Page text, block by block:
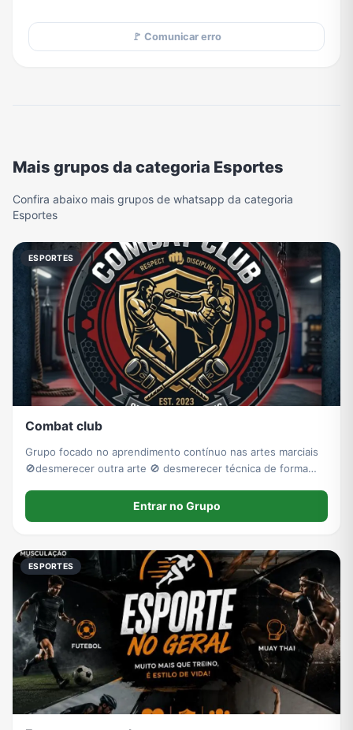
🚩 Comunicar erro
Mais grupos da categoria Esportes
Confira abaixo mais grupos de whatsapp da categoria
Esportes
ESPORTES
Combat club
Grupo focado no aprendimento contínuo nas artes marciais
🚫desmerecer outra arte 🚫 desmerecer técnica de forma
Entrar no Grupo
ESPORTES